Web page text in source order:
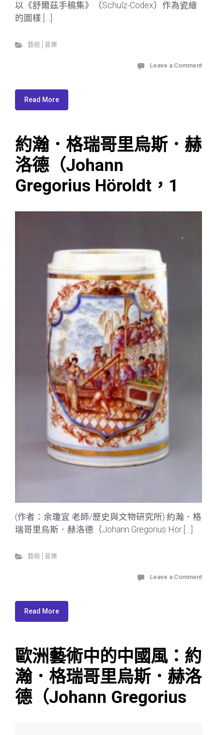
以《舒爾茲手稿集》（Schulz-Codex）作為瓷繪
的圖樣 […]
藝術│音樂
Leave a Comment
Read More
約瀚．格瑞哥里烏斯．赫
洛德（Johann
Gregorius Höroldt，1
(作者：余瓊宜 老師/歷史與文物研究所) 約瀚．格
瑞哥里烏斯．赫洛德（Johann Gregorius Hör […]
藝術│音樂
Leave a Comment
Read More
歐洲藝術中的中國風：約
瀚．格瑞哥里烏斯．赫洛
德（Johann Gregorius